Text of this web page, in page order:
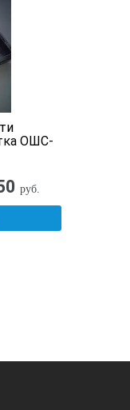
ОШС-
руб.